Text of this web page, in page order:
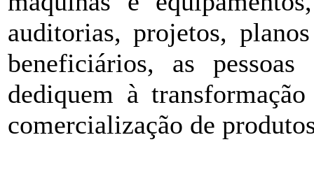
auditorias, projetos,
beneficiários, as
dediquem à
comercialização de